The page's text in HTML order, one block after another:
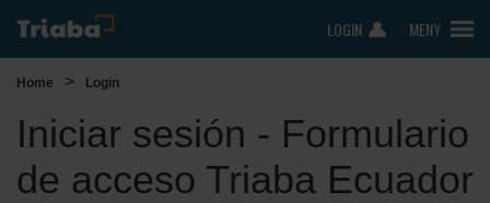
MENY
LOGIN
Home > Login
Iniciar sesión - Formulario
de acceso Triaba Ecuador